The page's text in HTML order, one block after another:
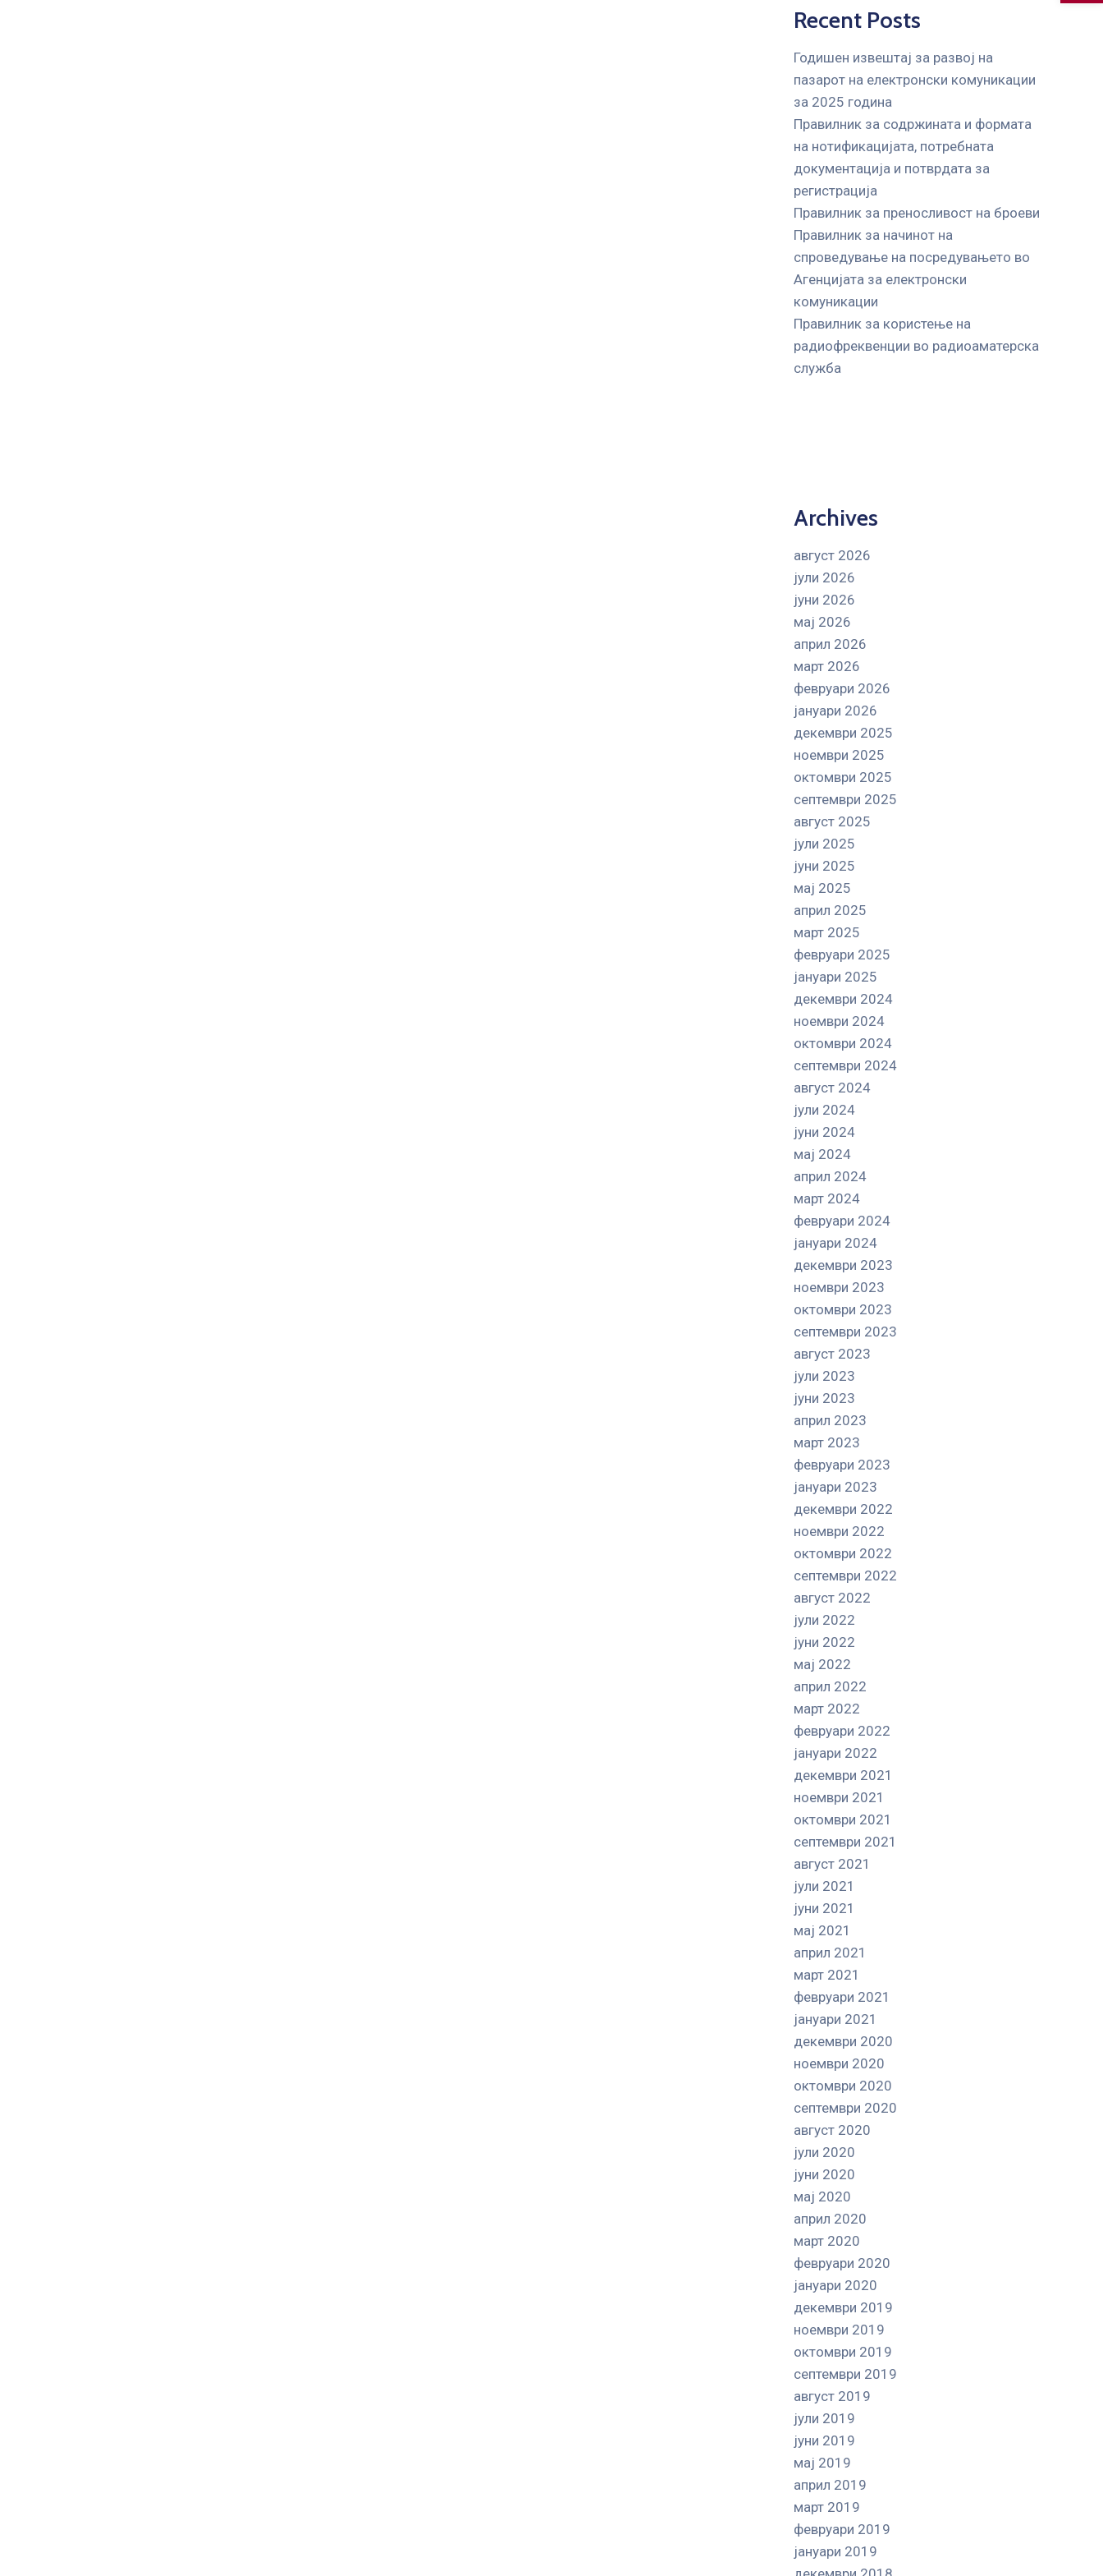
Recent Posts
Годишен извештај за развој на
пазарот на електронски комуникации
за 2025 година
Правилник за содржината и формата
на нотификацијата, потребната
документација и потврдата за
регистрација
Правилник за преносливост на броеви
Правилник за начинот на
спроведување на посредувањето во
Агенцијата за електронски
комуникации
Правилник за користење на
радиофреквенции во радиоаматерска
служба
Archives
август 2026
јули 2026
јуни 2026
мај 2026
април 2026
март 2026
февруари 2026
јануари 2026
декември 2025
ноември 2025
октомври 2025
септември 2025
август 2025
јули 2025
јуни 2025
мај 2025
април 2025
март 2025
февруари 2025
јануари 2025
декември 2024
ноември 2024
октомври 2024
септември 2024
август 2024
јули 2024
јуни 2024
мај 2024
април 2024
март 2024
февруари 2024
јануари 2024
декември 2023
ноември 2023
октомври 2023
септември 2023
август 2023
јули 2023
јуни 2023
април 2023
март 2023
февруари 2023
јануари 2023
декември 2022
ноември 2022
октомври 2022
септември 2022
август 2022
јули 2022
јуни 2022
мај 2022
април 2022
март 2022
февруари 2022
јануари 2022
декември 2021
ноември 2021
октомври 2021
септември 2021
август 2021
јули 2021
јуни 2021
мај 2021
април 2021
март 2021
февруари 2021
јануари 2021
декември 2020
ноември 2020
октомври 2020
септември 2020
август 2020
јули 2020
јуни 2020
мај 2020
април 2020
март 2020
февруари 2020
јануари 2020
декември 2019
ноември 2019
октомври 2019
септември 2019
август 2019
јули 2019
јуни 2019
мај 2019
април 2019
март 2019
февруари 2019
јануари 2019